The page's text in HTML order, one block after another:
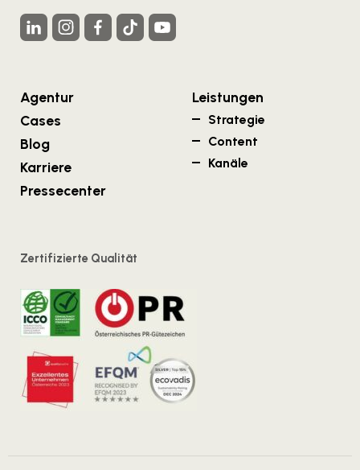
Agentur
Cases
Blog
Karriere
Pressecenter
Leistungen
Strategie
Content
Kanäle
Zertifizierte Qualität